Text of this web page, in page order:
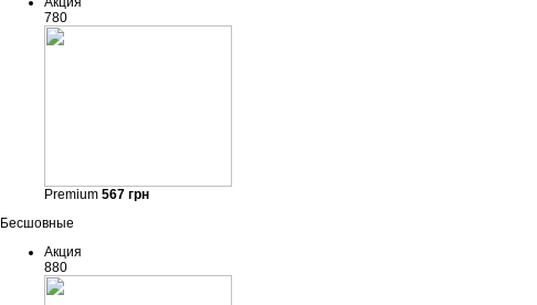
780
Premium 567 грн
Бесшовные
Акция
880